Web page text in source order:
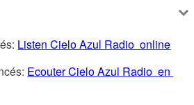
Listen Cielo Azul Radio  online
Ecouter Cielo Azul Radio  en